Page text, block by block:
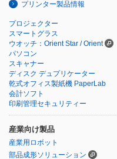
プリンター製品情報
プロジェクター
スマートグラス
ウオッチ：Orient Star / Orient
パソコン
スキャナー
ディスク デュプリケーター
乾式オフィス製紙機 PaperLab
会計ソフト
印刷管理セキュリティー
産業向け製品
産業用ロボット
部品成形ソリューション